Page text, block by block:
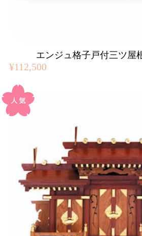
エンジュ格子戸付三ツ屋
¥112,500